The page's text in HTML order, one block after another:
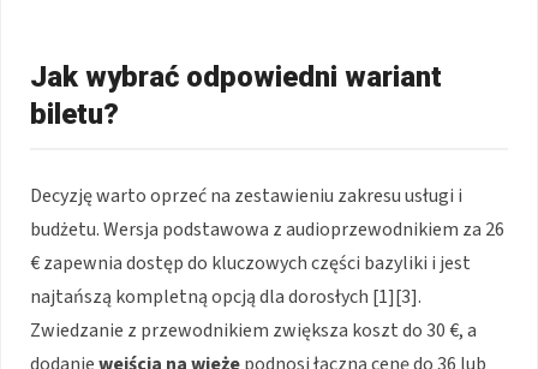
Jak wybrać odpowiedni wariant
biletu?
Decyzję warto oprzeć na zestawieniu zakresu usługi i
budżetu. Wersja podstawowa z audioprzewodnikiem za 26
€ zapewnia dostęp do kluczowych części bazyliki i jest
najtańszą kompletną opcją dla dorosłych [1][3].
Zwiedzanie z przewodnikiem zwiększa koszt do 30 €, a